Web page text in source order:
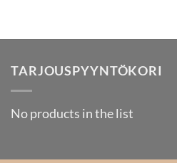
TARJOUSPYYNTÖKORI
No products in the list